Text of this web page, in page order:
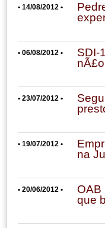
• 14/08/2012 •
• 06/08/2012 •
SDI-
• 23/07/2012 •
• 19/07/2012 •
na
• 20/06/2012 •
OAB
que